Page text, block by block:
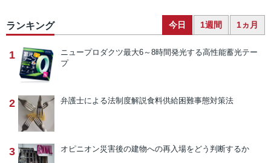
ランキング 今日 1週間 1ヵ月
1 ニュープロダクツ最大6～8時間発光する高性能蓄光テー
プ
2 弁護士による法制度解説食料供給困難事態対策法
3 オピニオン災害後の建物への再入場をどう判断するか